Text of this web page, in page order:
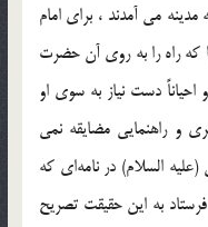
مي آمدند ، براي امام
كه راه را به روي آن حضرت
دست نياز به سوي او
و راهنمايي مضايقه نمي
مي كرد .(68) امام علي (علیه السلام) در نامه‌اي كه
به اين حقيقت تصريح